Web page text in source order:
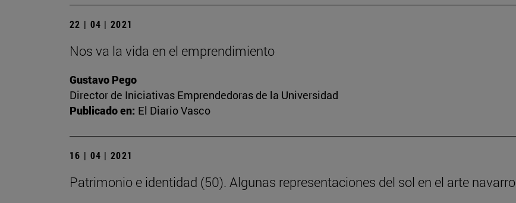
22 | 04 | 2021
Nos va la vida en el emprendimiento
Gustavo Pego
Director de Iniciativas Emprendedoras de la Universidad
Publicado en: El Diario Vasco
16 | 04 | 2021
Patrimonio e identidad (50). Algunas representaciones del sol en el arte navarro